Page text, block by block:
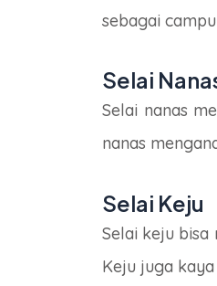
sebagai
Selai
Selai nanas
nanas
Selai Keju
Selai keju
Keju juga